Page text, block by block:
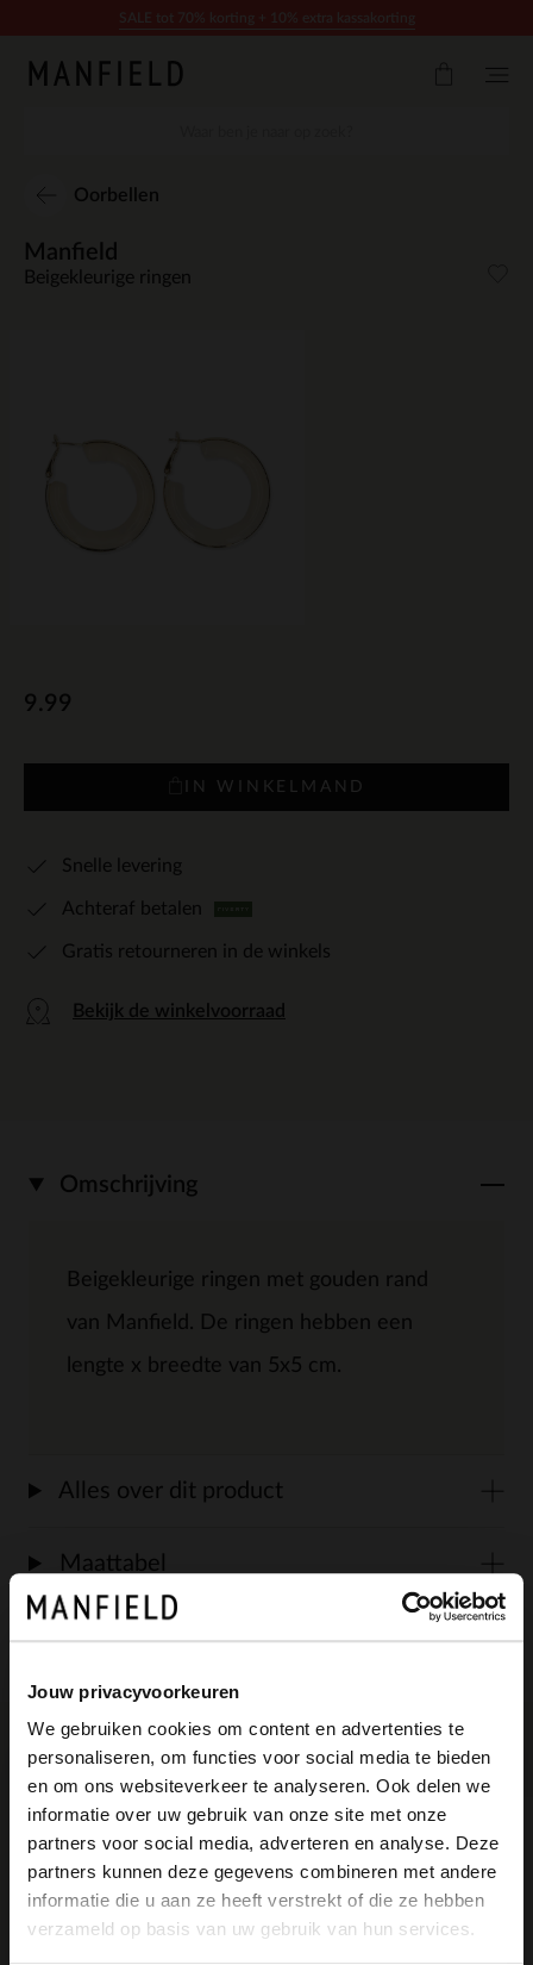
Jouw privacyvoorkeuren
We gebruiken cookies om content en advertenties te
personaliseren, om functies voor social media te bieden
en om ons websiteverkeer te analyseren. Ook delen we
informatie over uw gebruik van onze site met onze
partners voor social media, adverteren en analyse. Deze
partners kunnen deze gegevens combineren met andere
informatie die u aan ze heeft verstrekt of die ze hebben
verzameld op basis van uw gebruik van hun services.
Oorbellen
Manfield
Beigekleurige ringen
9.99
IN WINKELMAND
Snelle levering
Achteraf betalen
Gratis retourneren in de winkels
Bekijk de winkelvoorraad
Voor jou erbij gezocht
Omschrijving
Beigekleurige ringen met gouden rand
van Manfield. De ringen hebben een
lengte x breedte van 5x5 cm.
Alles over dit product
Maattabel
Bezorgen & retour
×
View this website in English?
It looks like your language isn't Dutch. Would
you like to switch to English?